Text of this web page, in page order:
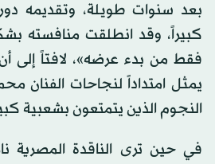
هنيدي»، قائلاً: «يبدو أن
بعد سنوات طويلة، وتقديمه
فقط من بدء عرضه»، لافتاً إلى
يمثل امتداداً لنجاحات الفنان
النجوم الذين يتمتعون بشعبية